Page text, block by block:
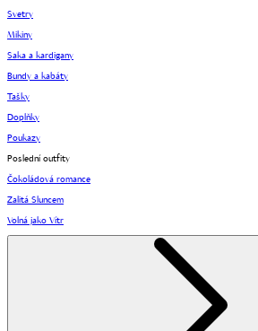
Svetry
Mikiny
Saka a kardigany
Bundy a kabáty
Tašky
Doplňky
Poukazy
Poslední outfity
Čokoládová romance
Zalitá Sluncem
Volná jako Vítr